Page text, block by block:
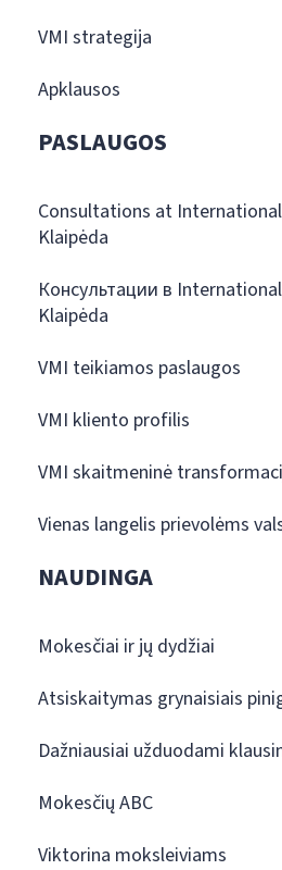
VMI strategija
Apklausos
PASLAUGOS
Consultations at
Klaipėda
Консультации в
Klaipėda
VMI teikiamos paslaugos
VMI kliento profilis
VMI skaitmeninė
Vienas langelis prievolėms
NAUDINGA
Mokesčiai ir jų dydžiai
Atsiskaitymas grynaisiais
Dažniausiai užduodami
Mokesčių ABC
Viktorina moksleiviams